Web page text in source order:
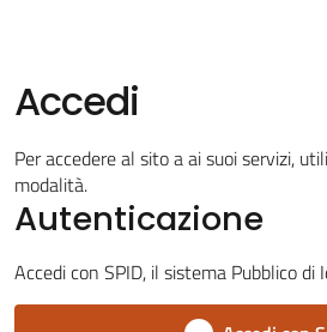
Servizi
Vivere
Dozza
Accedi
Per accedere al sito a ai suoi servizi,
modalità.
Autenticazione
Accedi con SPID, il sistema Pubblico